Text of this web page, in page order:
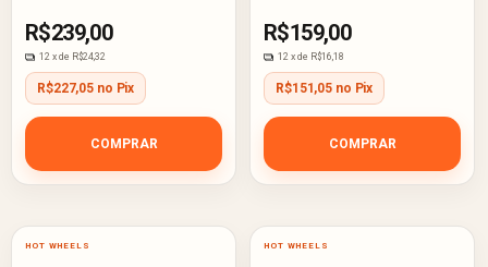
R$239,00
12 x de R$24,32
R$227,05 no Pix
COMPRAR
R$159,00
12 x de R$16,18
R$151,05 no Pix
COMPRAR
HOT WHEELS HOT WHEELS